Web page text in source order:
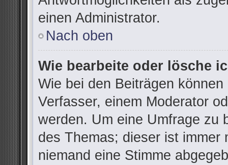
einen Administrator.
Nach oben
Wie bearbeite oder lösche
Wie bei den Beiträgen
Verfasser, einem Moderator
werden. Um eine Umfrage zu
des Themas; dieser ist immer
niemand eine Stimme